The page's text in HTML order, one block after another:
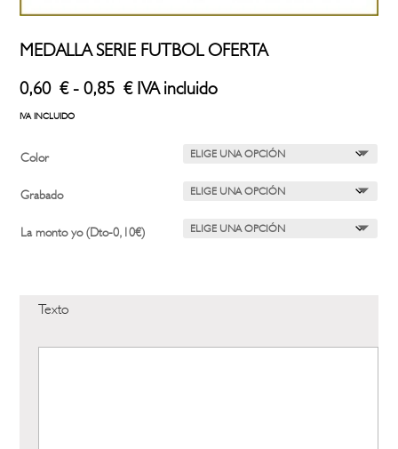
MEDALLA SERIE FUTBOL OFERTA
0,60€ - 0,85€Rango
IVA incluido
IVA INCLUIDO
Color
Grabado
La monto yo (Dto-0,10€)
Texto